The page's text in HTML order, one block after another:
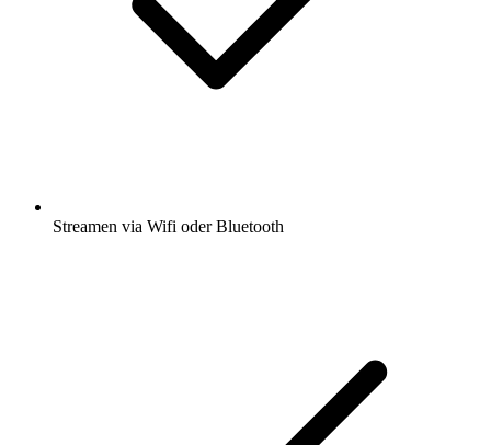
Streamen via Wifi oder Bluetooth